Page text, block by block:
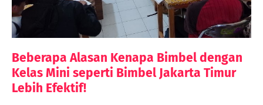
Beberapa Alasan Kenapa Bimbel dengan
Kelas Mini seperti Bimbel Jakarta Timur
Lebih Efektif!